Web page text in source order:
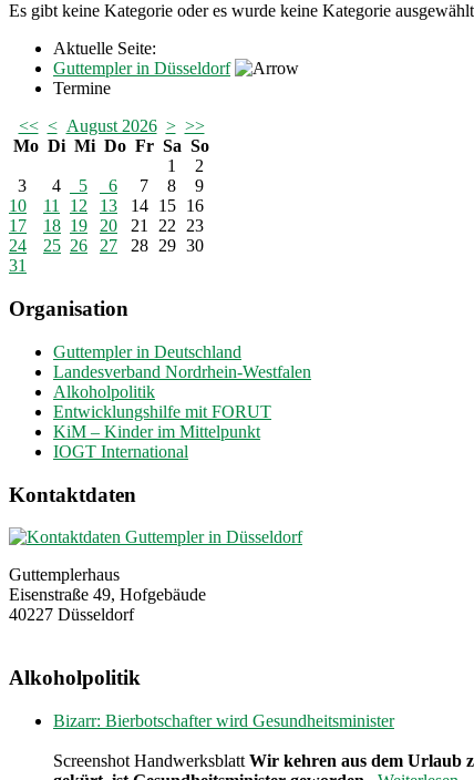
Es gibt keine Kategorie oder es wurde keine Kategorie
Aktuelle Seite:
Guttempler in Düsseldorf
Termine
<< < August 2026 > >>
Mo Di Mi Do Fr Sa So
1
2
3
4 5 6 7 8
9
10
11 12 13 14 15 16
17
18 19 20 21 22
23
24
25 26 27 28 29 30
31
Organisation
Guttempler in Deutschland
Landesverband Nordrhein-Westfalen
Alkoholpolitik
Entwicklungshilfe mit FORUT
KiM – Kinder im Mittelpunkt
IOGT International
Kontaktdaten
Guttemplerhaus
Eisenstraße 49, Hofgebäude
40227 Düsseldorf
Alkoholpolitik
Bizarr: Bierbotschafter wird Gesundheitsminister
Screenshot Handwerksblatt Wir kehren aus dem Urlaub